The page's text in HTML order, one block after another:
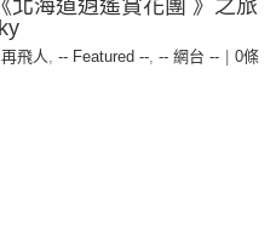
北海道逍遙賞花團 》之旅
飛人, -- Featured --, -- 網台 --
0條